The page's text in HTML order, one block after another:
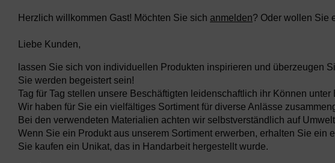
Herzlich willkommen Gast! Möchten Sie sich anmelden? Oder wollen Sie
Liebe Kunden,
lassen Sie sich von individuellen Produkten inspirieren und überzeugen
Sie werden begeistert sein!
Tag für Tag stellen unsere Beschäftigten leidenschaftlich ihr Können
Wir haben für Sie ein vielfältiges Sortiment für diverse Anlässe
Bei den verwendeten Materialien achten wir selbstverständlich auf
Wenn Sie ein Produkt aus unserem Sortiment erwerben, erhalten Sie ein
Sie kaufen ein Unikat, das in Handarbeit hergestellt wurde.